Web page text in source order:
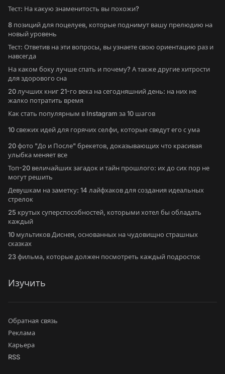
Тест: На какую знаменитость вы похожи?
8 позиций для поцелуев, которые поднимут вашу прелюдию на
новый уровень
Тест: Ответив на эти вопросы, вы узнаете свою ориентацию раз и
навсегда
На каком боку лучше спать и почему? А также другие хитрости
для здорового сна
20 лучших книг 21-го века на сегодняшний день: на них не
жалко потратить время
Как стать популярным в Instagram за 10 шагов
10 свежих идей для горячих селфи, которые сведут его с ума
20 фото "До и После" брекетов, доказывающих что красивая
улыбка меняет все
Топ-20 величайших загадок и тайн прошлого: их до сих пор не
могут решить
Девушкам на заметку: 14 лайфхаков для создания идеальных
стрелок
25 крутых суперспособностей, которыми хотел бы обладать
каждый
10 мультиков Диснея, основанных на чудовищно страшных
сказках
23 фильма, которые должен посмотреть каждый подросток
Изучить
Обратная связь
Реклама
Карьера
RSS